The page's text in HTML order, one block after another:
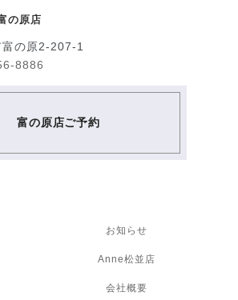
の原店
の原2-207-1
8886
富の原店ご予約
お知らせ
Anne松並店
会社概要